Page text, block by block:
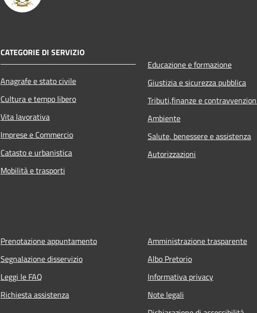
CATEGORIE DI SERVIZIO
Anagrafe e stato civile
Cultura e tempo libero
Vita lavorativa
Imprese e Commercio
Catasto e urbanistica
Mobilità e trasporti
Educazione e formazione
Giustizia e sicurezza pubblica
Tributi,finanze e
Ambiente
Salute, benessere e assistenza
Autorizzazioni
Prenotazione appuntamento
Segnalazione disservizio
Leggi le FAQ
Richiesta assistenza
Amministrazione trasparente
Albo Pretorio
Informativa privacy
Note legali